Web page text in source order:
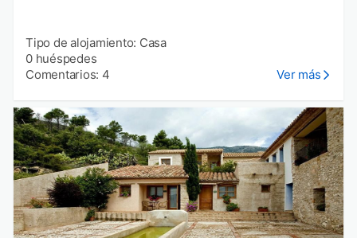
Tipo de alojamiento: Casa
0 huéspedes
Comentarios: 4
Ver más